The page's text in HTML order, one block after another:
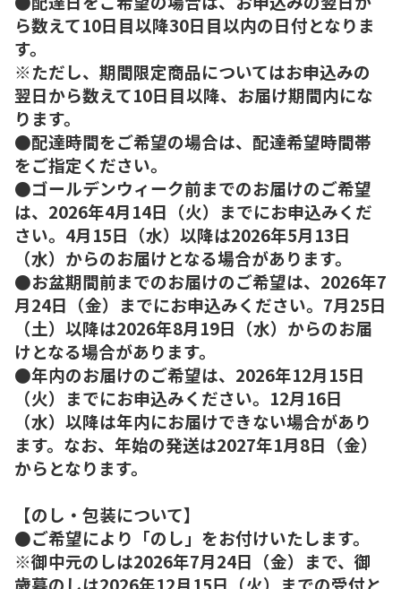
ら数えて10日目以降30日目以内の日付となりま
す。
※ただし、期間限定商品についてはお申込みの
翌日から数えて10日目以降、お届け期間内にな
ります。
●配達時間をご希望の場合は、配達希望時間帯
をご指定ください。
●ゴールデンウィーク前までのお届けのご希望
は、2026年4月14日（火）までにお申込みくだ
さい。4月15日（水）以降は2026年5月13日
（水）からのお届けとなる場合があります。
●お盆期間前までのお届けのご希望は、2026年7
月24日（金）までにお申込みください。7月25日
（土）以降は2026年8月19日（水）からのお届
けとなる場合があります。
●年内のお届けのご希望は、2026年12月15日
（火）までにお申込みください。12月16日
（水）以降は年内にお届けできない場合があり
ます。なお、年始の発送は2027年1月8日（金）
からとなります。
【のし・包装について】
●ご希望により「のし」をお付けいたします。
※御中元のしは2026年7月24日（金）まで、御
歳暮のしは2026年12月15日（火）までの受付と